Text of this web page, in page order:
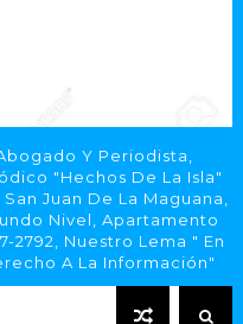
Y Periodista,
"Hechos De La Isla"
Juan De La Maguana,
Nivel, Apartamento
2792, Nuestro Lema " En
A La Información"